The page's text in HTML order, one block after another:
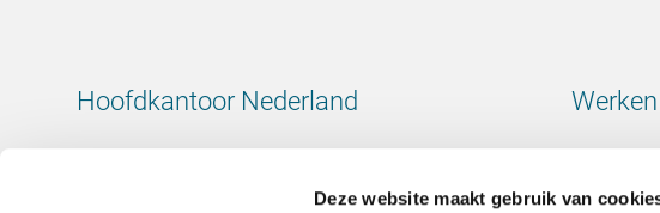
Deze website maakt gebruik van
Hoofdkantoor Nederland